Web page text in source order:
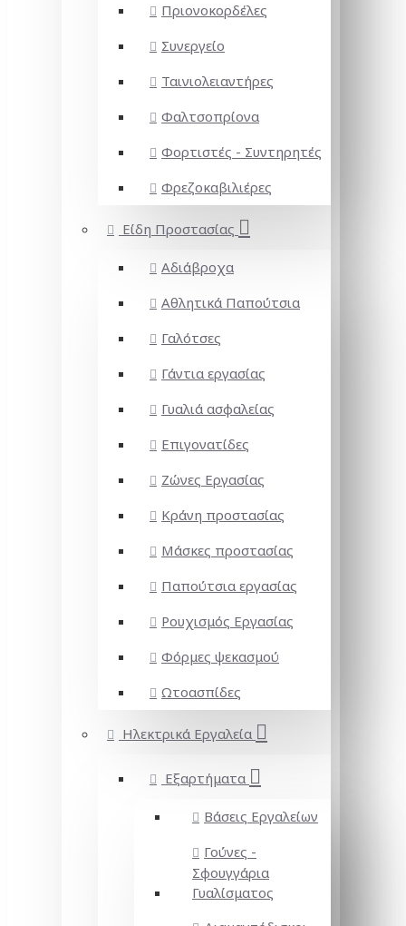
Πριονοκορδέλες
Συνεργείο
Ταινιολειαντήρες
Φαλτσοπρίονα
Φορτιστές - Συντηρητές
Φρεζοκαβιλιέρες
Είδη Προστασίας
Αδιάβροχα
Αθλητικά Παπούτσια
Γαλότσες
Γάντια εργασίας
Γυαλιά ασφαλείας
Επιγονατίδες
Ζώνες Εργασίας
Κράνη προστασίας
Μάσκες προστασίας
Παπούτσια εργασίας
Ρουχισμός Εργασίας
Φόρμες ψεκασμού
Ωτοασπίδες
Ηλεκτρικά Εργαλεία
Εξαρτήματα
Βάσεις Εργαλείων
Γούνες -
Σφουγγάρια
Γυαλίσματος